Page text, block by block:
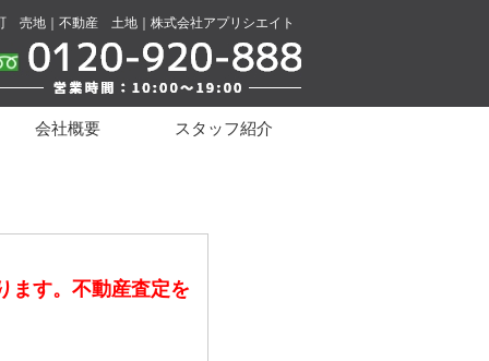
売地｜不動産 土地｜株式会社アプリシエイト
会社概要 スタッフ紹介
ます。不動産査定を